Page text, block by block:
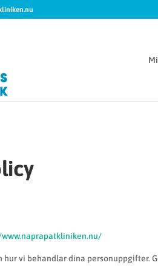
vi behandlar dina personuppgifter.